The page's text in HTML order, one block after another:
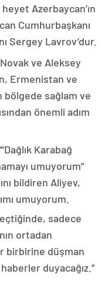
Azerbaycan’ın
Cumhurbaşkanı
Sergey Lavrov’dur.
ve Aleksey
Ermenistan ve
bölgede sağlam ve
önemli adım
Karabağ
umuyorum”
bildiren Aliyev,
umuyorum.
sadece
ortadan
birbirine düşman
duyacağız.”